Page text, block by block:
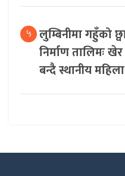
५ लुम्बिनीमा गहुँको
निर्माण तालिमः
बन्दै स्थानीय महिला